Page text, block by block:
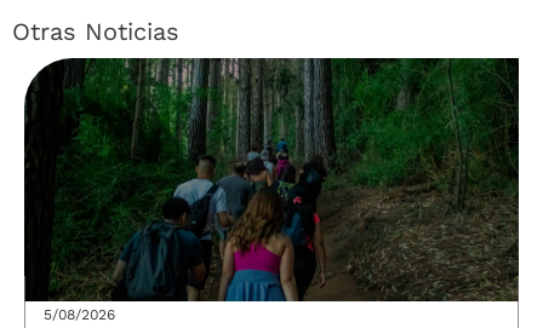
Otras Noticias
5/08/2026